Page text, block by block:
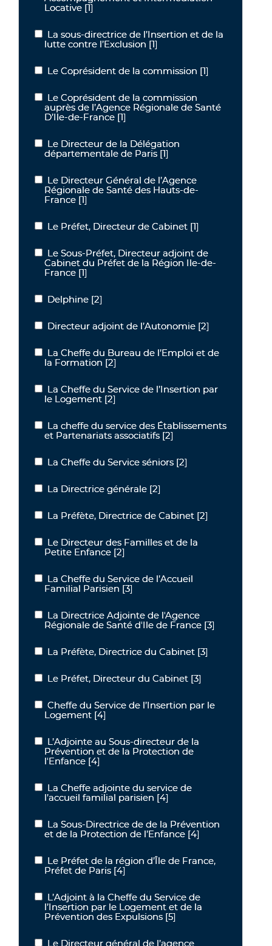
Locative [1]
La sous-directrice de l’Insertion et de la lutte contre l’Exclusion
La sous-directrice de l’Insertion et de la
lutte contre l’Exclusion [1]
Le Coprésident de la commission
Le Coprésident de la commission [1]
Le Coprésident de la commission auprès de l’Agence Régionale
Le Coprésident de la commission
auprès de l’Agence Régionale de Santé
D’Ile-de-France [1]
Le Directeur de la Délégation départementale de Paris
Le Directeur de la Délégation
départementale de Paris [1]
Le Directeur Général de l’Agence Régionale de Santé des Hauts-
Le Directeur Général de l’Agence
Régionale de Santé des Hauts-de-
France [1]
Le Préfet, Directeur de Cabinet
Le Préfet, Directeur de Cabinet [1]
Le Sous-Préfet, Directeur adjoint de Cabinet du Préfet de la
Le Sous-Préfet, Directeur adjoint de
Cabinet du Préfet de la Région Ile-de-
France [1]
Delphine
Delphine [2]
Directeur adjoint de l’Autonomie
Directeur adjoint de l’Autonomie [2]
La Cheffe du Bureau de l’Emploi et de la Formation
La Cheffe du Bureau de l’Emploi et de
la Formation [2]
La Cheffe du Service de l’Insertion par le Logement
La Cheffe du Service de l’Insertion par
le Logement [2]
La cheffe du service des Établissements et Partenariats associatifs
La cheffe du service des Établissements
et Partenariats associatifs [2]
La Cheffe du Service séniors
La Cheffe du Service séniors [2]
La Directrice générale
La Directrice générale [2]
La Préfète, Directrice de Cabinet
La Préfète, Directrice de Cabinet [2]
Le Directeur des Familles et de la Petite Enfance
Le Directeur des Familles et de la
Petite Enfance [2]
La Cheffe du Service de l’Accueil Familial Parisien
La Cheffe du Service de l’Accueil
Familial Parisien [3]
La Directrice Adjointe de l'Agence Régionale de Santé d'Ile de
La Directrice Adjointe de l'Agence
Régionale de Santé d'Ile de France [3]
La Préfète, Directrice du Cabinet
La Préfète, Directrice du Cabinet [3]
Le Préfet, Directeur du Cabinet
Le Préfet, Directeur du Cabinet [3]
Cheffe du Service de l’Insertion par le Logement
Cheffe du Service de l’Insertion par le
Logement [4]
L’Adjointe au Sous-directeur de la Prévention et de la Protection
L’Adjointe au Sous-directeur de la
Prévention et de la Protection de
l'Enfance [4]
La Cheffe adjointe du service de l’accueil familial parisien
La Cheffe adjointe du service de
l’accueil familial parisien [4]
La Sous-Directrice de de la Prévention et de la Protection de
La Sous-Directrice de de la Prévention
et de la Protection de l’Enfance [4]
Le Préfet de la région d’Île de France, Préfet de Paris
Le Préfet de la région d’Île de France,
Préfet de Paris [4]
L’Adjoint à la Cheffe du Service de l’Insertion par le Logement et
L’Adjoint à la Cheffe du Service de
l’Insertion par le Logement et de la
Prévention des Expulsions [5]
Le Directeur général de l’agence régionale de santé Ile de France
Le Directeur général de l’agence